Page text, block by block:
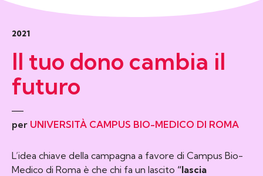
2021
Il tuo dono cambia il
futuro
per UNIVERSITÀ CAMPUS BIO-MEDICO DI ROMA
L’idea chiave della campagna a favore di Campus Bio-
Medico di Roma è che chi fa un lascito “lascia